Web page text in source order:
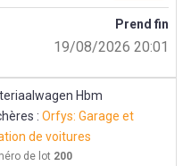
Prend fin
19/08/2026 20:01
Hbm
:Orfys: Garage et
de voitures
de lot 200